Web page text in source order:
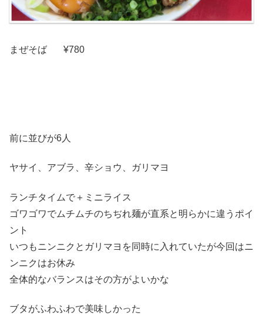
まぜそば ¥780
前に並びが6人
ヤサイ、アブラ、辛ショウ、ガリマヨ
ランチタイムで＋ミニライス
ゴワゴワでムチムチのちぢれ麺が直系と明らかに違うポイ
ント
いつもニンニクとガリマヨを同時に入れていたが今回はニ
ンニクはお休み
全体的なバランスはその方がよいかな
ブタがふわふわで美味しかった